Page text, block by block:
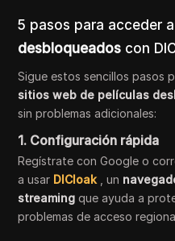
5 pasos para acceder a
desbloqueados con
Sigue estos sencillos pasos
sitios web de películas
sin problemas adicionales:
1. Configuración rápida
Regístrate con Google o
a usar DICloak , un
streaming que ayuda a
problemas de acceso